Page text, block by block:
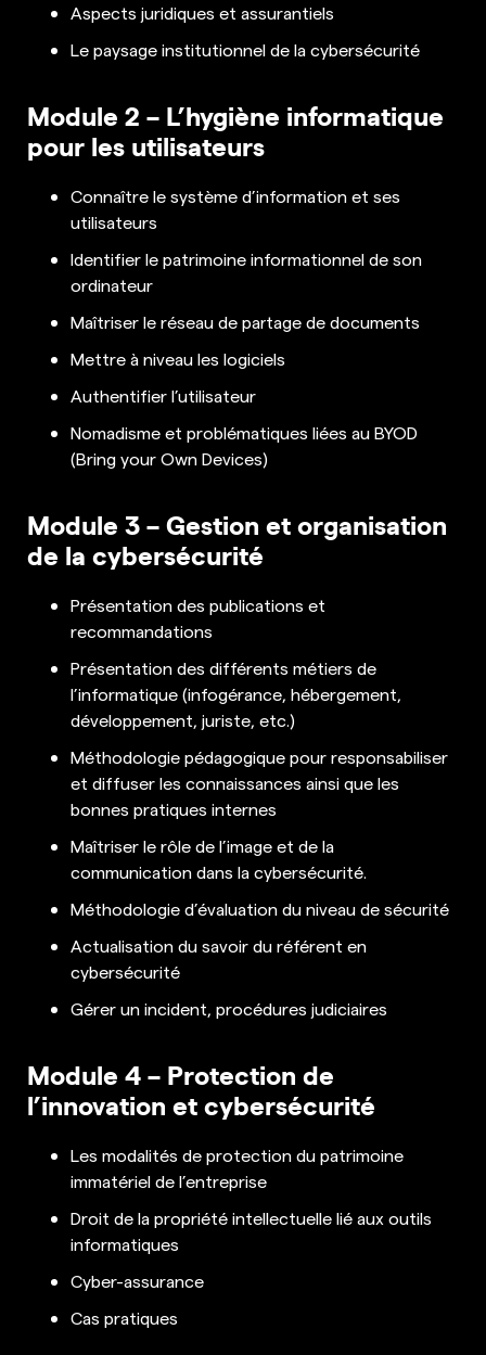
Aspects juridiques et assurantiels
Le paysage institutionnel de la cybersécurité
Module 2 – L’hygiène informatique
pour les utilisateurs
Connaître le système d’information et ses
utilisateurs
Identifier le patrimoine informationnel de son
ordinateur
Maîtriser le réseau de partage de documents
Mettre à niveau les logiciels
Authentifier l’utilisateur
Nomadisme et problématiques liées au BYOD
(Bring your Own Devices)
Module 3 – Gestion et organisation
de la cybersécurité
Présentation des publications et
recommandations
Présentation des différents métiers de
l’informatique (infogérance, hébergement,
développement, juriste, etc.)
Méthodologie pédagogique pour responsabiliser
et diffuser les connaissances ainsi que les
bonnes pratiques internes
Maîtriser le rôle de l’image et de la
communication dans la cybersécurité.
Méthodologie d’évaluation du niveau de sécurité
Actualisation du savoir du référent en
cybersécurité
Gérer un incident, procédures judiciaires
Module 4 – Protection de
l’innovation et cybersécurité
Les modalités de protection du patrimoine
immatériel de l’entreprise
Droit de la propriété intellectuelle lié aux outils
informatiques
Cyber-assurance
Cas pratiques